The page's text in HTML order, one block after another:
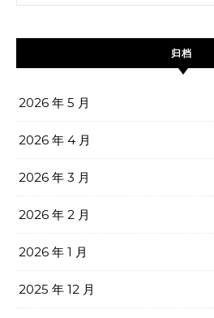
归档
2026 年 5 月
2026 年 4 月
2026 年 3 月
2026 年 2 月
2026 年 1 月
2025 年 12 月